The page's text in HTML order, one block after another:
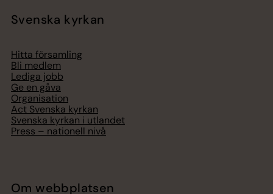
Svenska kyrkan
Hitta församling
Bli medlem
Lediga jobb
Ge en gåva
Organisation
Act Svenska kyrkan
Svenska kyrkan i utlandet
Press – nationell nivå
Om webbplatsen